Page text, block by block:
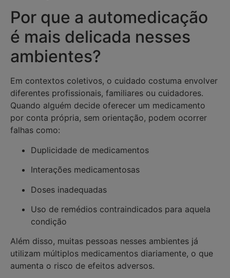
Por que a automedicação
é mais delicada nesses
ambientes?
Em contextos coletivos, o cuidado costuma envolver
diferentes profissionais, familiares ou cuidadores.
Quando alguém decide oferecer um medicamento
por conta própria, sem orientação, podem ocorrer
falhas como:
Duplicidade de medicamentos
Interações medicamentosas
Doses inadequadas
Uso de remédios contraindicados para aquela
condição
Além disso, muitas pessoas nesses ambientes já
utilizam múltiplos medicamentos diariamente, o que
aumenta o risco de efeitos adversos.